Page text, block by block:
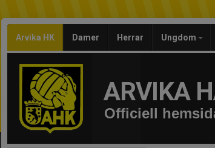
Arvika HK Damer Herrar Ungdom
ARVIKA
Officiell